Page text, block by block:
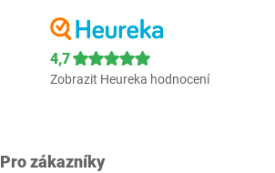
4,7
Zobrazit Heureka hodnocení
Pro zákazníky